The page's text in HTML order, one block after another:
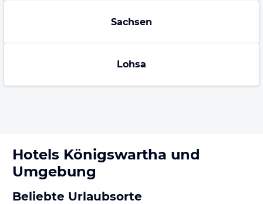
Sachsen
Lohsa
Hotels Königswartha und
Umgebung
Beliebte Urlaubsorte